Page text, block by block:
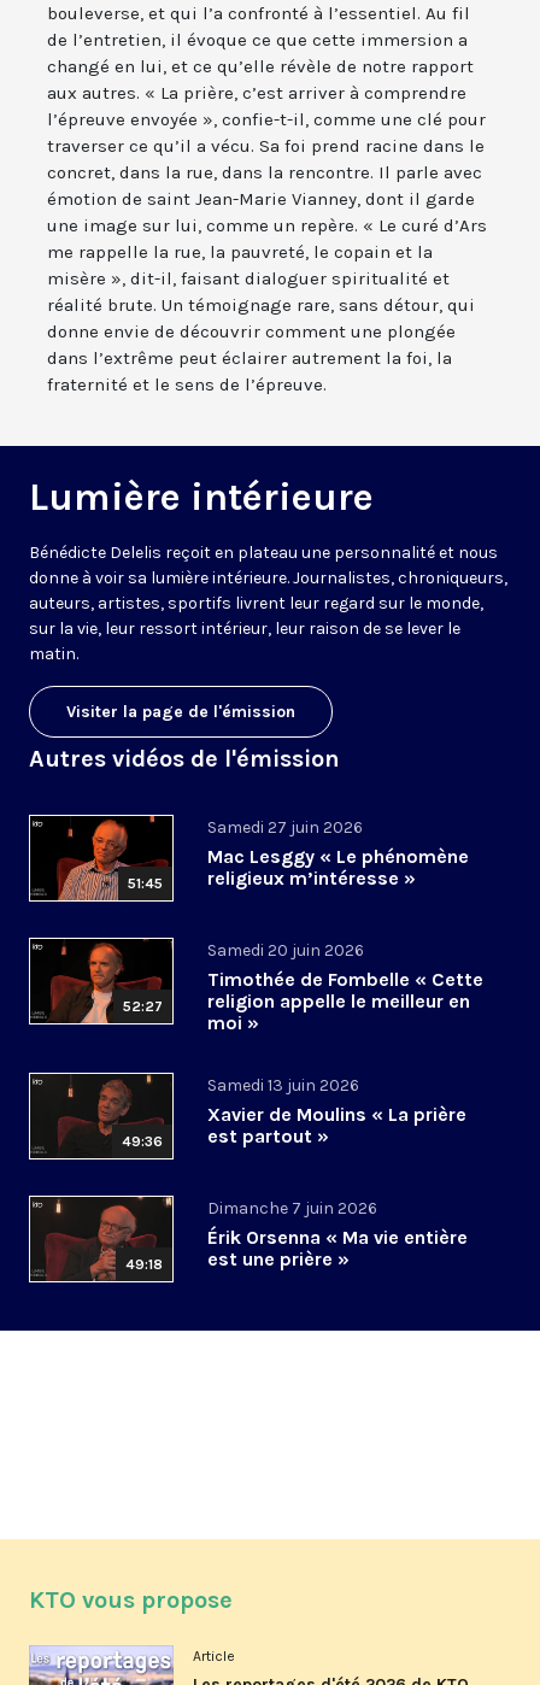
bouleverse, et qui l’a confronté à l’essentiel. Au fil
de l’entretien, il évoque ce que cette immersion a
changé en lui, et ce qu’elle révèle de notre rapport
aux autres. « La prière, c’est arriver à comprendre
l’épreuve envoyée », confie-t-il, comme une clé pour
traverser ce qu’il a vécu. Sa foi prend racine dans le
concret, dans la rue, dans la rencontre. Il parle avec
émotion de saint Jean-Marie Vianney, dont il garde
une image sur lui, comme un repère. « Le curé d’Ars
me rappelle la rue, la pauvreté, le copain et la
misère », dit-il, faisant dialoguer spiritualité et
réalité brute. Un témoignage rare, sans détour, qui
donne envie de découvrir comment une plongée
dans l’extrême peut éclairer autrement la foi, la
fraternité et le sens de l’épreuve.
Lumière intérieure
Bénédicte Delelis reçoit en plateau une personnalité et nous
donne à voir sa lumière intérieure. Journalistes, chroniqueurs,
auteurs, artistes, sportifs livrent leur regard sur le monde,
sur la vie, leur ressort intérieur, leur raison de se lever le
matin.
Visiter la page de l'émission
Autres vidéos de l'émission
51:45
Samedi 27 juin 2026
Mac Lesggy « Le phénomène
religieux m’intéresse »
52:27
Samedi 20 juin 2026
Timothée de Fombelle « Cette
religion appelle le meilleur en
moi »
49:36
Samedi 13 juin 2026
Xavier de Moulins « La prière
est partout »
49:18
Dimanche 7 juin 2026
Érik Orsenna « Ma vie entière
est une prière »
KTO vous propose
Article